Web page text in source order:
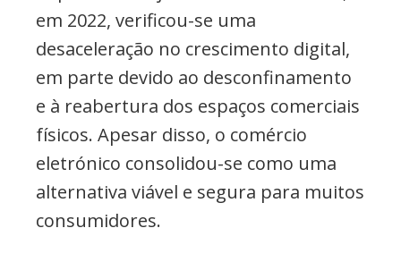
em 2022, verificou-se uma
desaceleração no crescimento digital,
em parte devido ao desconfinamento
e à reabertura dos espaços comerciais
físicos. Apesar disso, o comércio
eletrónico consolidou-se como uma
alternativa viável e segura para muitos
consumidores.